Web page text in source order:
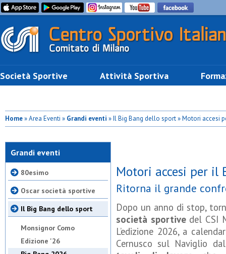
Società Sportive Attività Sportiva
Home» Area Eventi » Grandi eventi » Il Big Bang dello sport » Motori accesi
Grandi eventi
80esimo
Oscar società sportive
Il Big Bang dello sport
Monsignor Como
Edizione '26
Motori accesi per il
Ritorna il grande
Dopo un anno di stop,
società sportive del CSI
L’edizione 2026, a
Cernusco sul Naviglio